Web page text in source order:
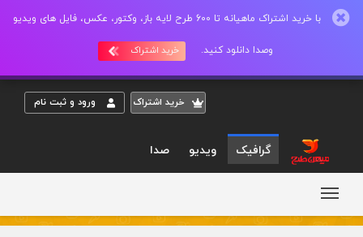
با خرید اشتراک ماهیانه تا 600 طرح لایه باز، وکتور، عکس، فایل های ویدیو
وصدا دانلود کنید. خرید اشتراک
خريد اشتراک ورود و ثبت نام
گرافیک ویدیو صدا